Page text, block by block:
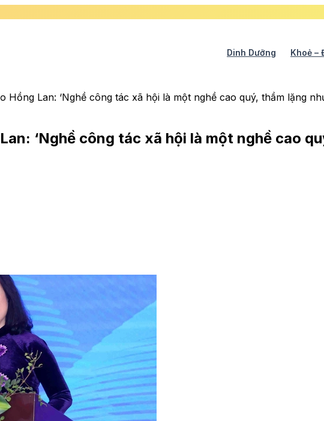
Dinh Dưỡng Khoẻ –
Hồng Lan: ‘Nghề công tác xã hội là một nghề cao quý, thầm lặng
‘Nghề công tác xã hội là một nghề cao